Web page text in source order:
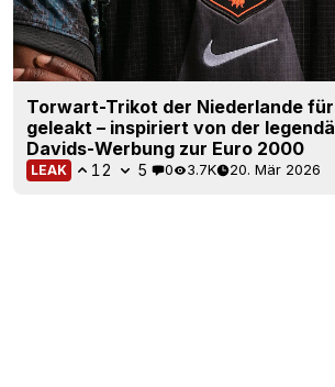
Torwart-Trikot der Niederlande
geleakt – inspiriert von der
Davids-Werbung zur Euro 2000
LEAK 12 5 0 3.7K 20. Mär 2026